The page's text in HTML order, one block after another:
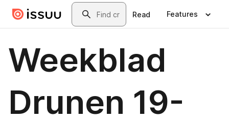
Skip to main contentSearch
Read Features
Weekblad
Drunen 19-